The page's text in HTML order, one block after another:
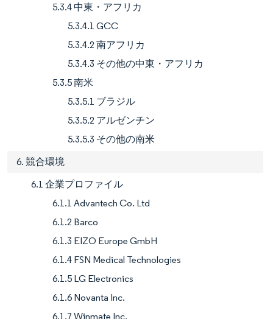
5.3.4 中東・アフリカ
5.3.4.1 GCC
5.3.4.2 南アフリカ
5.3.4.3 その他の中東・アフリカ
5.3.5 南米
5.3.5.1 ブラジル
5.3.5.2 アルゼンチン
5.3.5.3 その他の南米
6. 競合環境
6.1 企業プロファイル
6.1.1 Advantech Co. Ltd
6.1.2 Barco
6.1.3 EIZO Europe GmbH
6.1.4 FSN Medical Technologies
6.1.5 LG Electronics
6.1.6 Novanta Inc.
6.1.7 Winmate Inc.